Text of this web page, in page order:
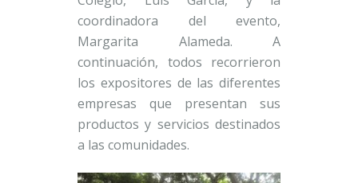
coordinadora del evento,
Margarita Alameda. A
continuación, todos recorrieron
los expositores de las diferentes
empresas que presentan sus
productos y servicios destinados
a las comunidades.